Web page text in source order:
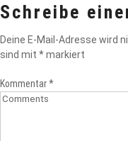
Schreibe
Deine E-Mail-Adresse wird
sind mit *markiert
Kommentar*